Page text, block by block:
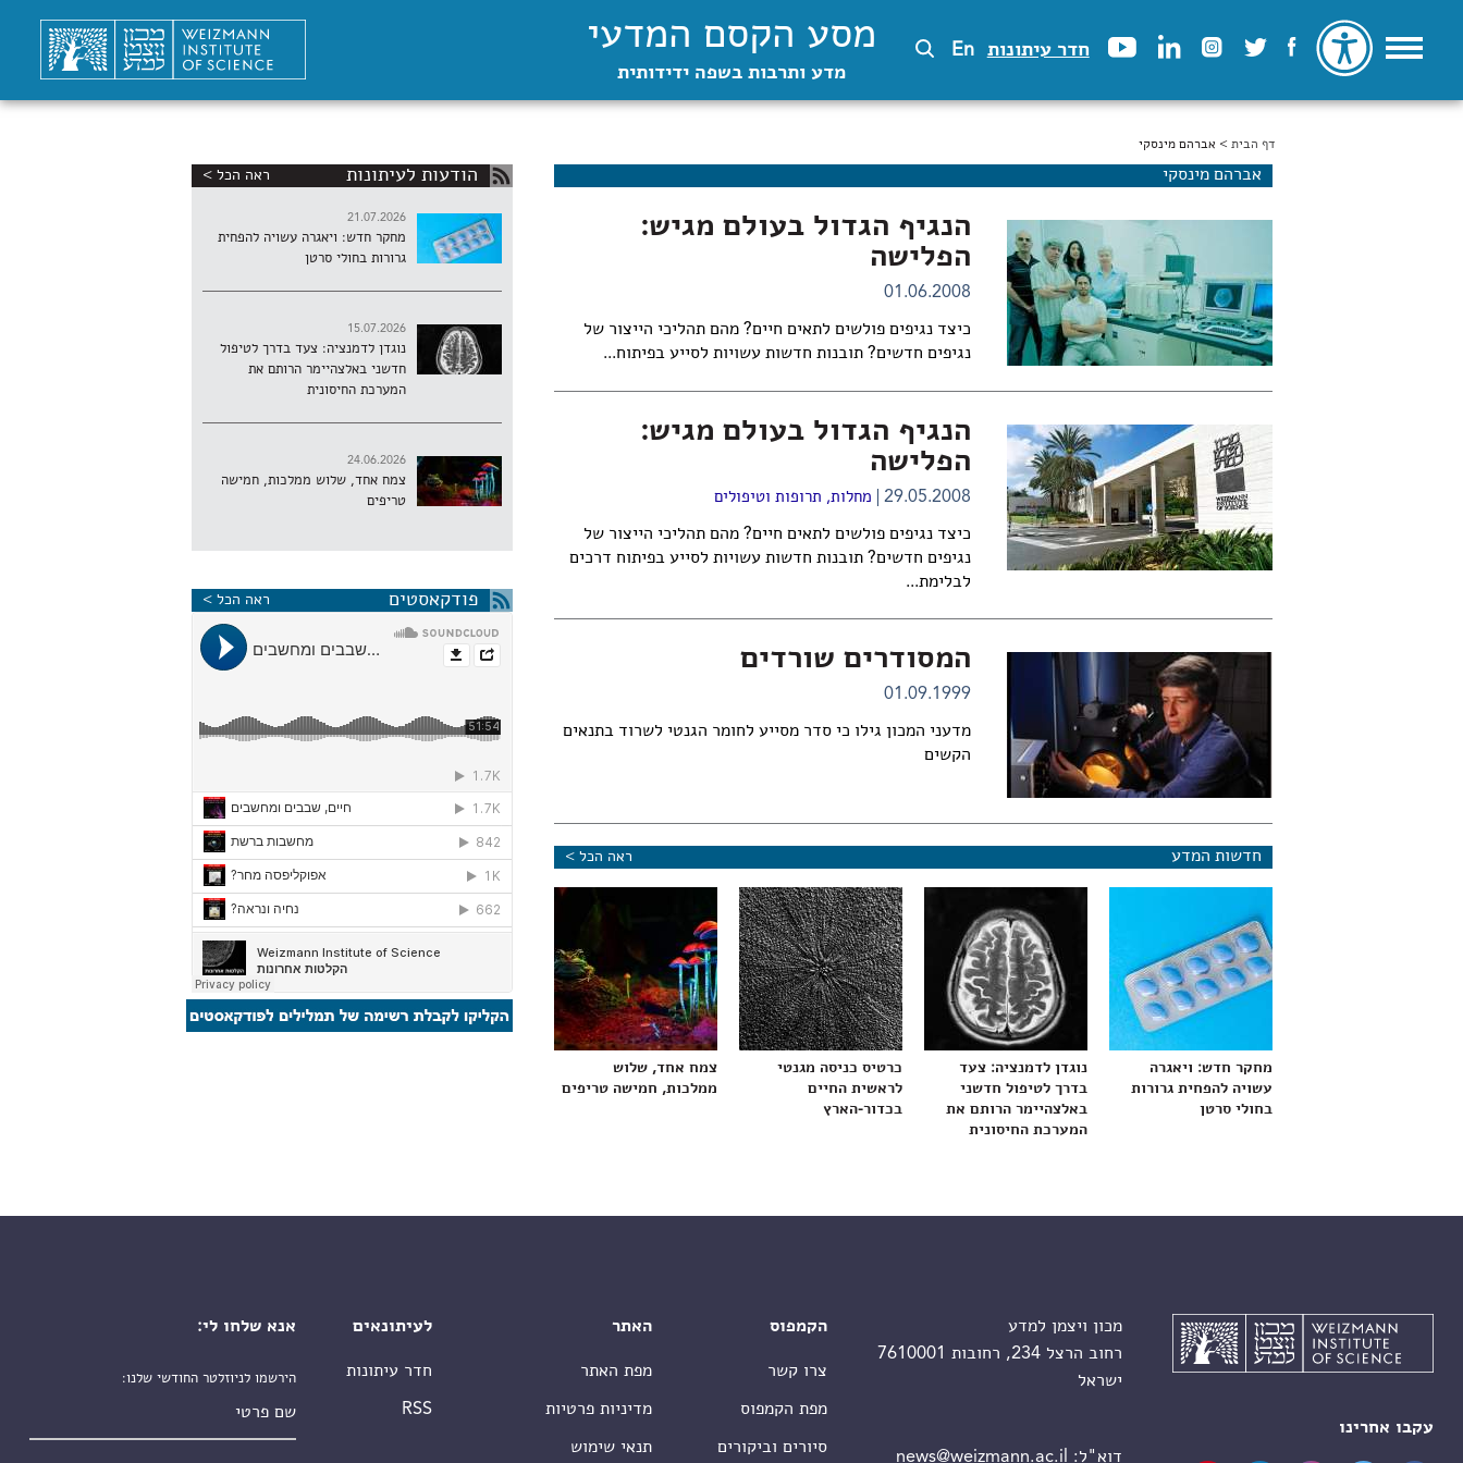
חדר עיתונות En מסע הקסם המדעי
מדע ותרבות בשפה ידידותית
הינך נמצא כאן
דף הבית > אברהם מינסקי
אברהם מינסקי
הנגיף הגדול בעולם מגיש:
הפלישה
01.06.2008
כיצד נגיפים פולשים לתאים חיים? מהם תהליכי הייצור של
נגיפים חדשים? תובנות חדשות עשויות לסייע בפיתוח...
הנגיף הגדול בעולם מגיש:
הפלישה
29.05.2008 מחלות, תרופות וטיפולים
כיצד נגיפים פולשים לתאים חיים? מהם תהליכי הייצור של
נגיפים חדשים? תובנות חדשות עשויות לסייע בפיתוח דרכים
לבלימת...
המסודרים שורדים
01.09.1999
מדעני המכון גילו כי סדר מסייע לחומר הגנטי לשרוד בתנאים
הקשים
חדשות המדע ראה הכל >
מחקר חדש: ויאגרה
עשויה להפחית גרורות
בחולי סרטן
נוגדן לדמנציה: צעד
בדרך לטיפול חדשני
באלצהיימר הרותם את
המערכת החיסונית
כרטיס כניסה מגנטי
לראשית החיים
בכדור-הארץ
צמח אחד, שלוש
ממלכות, חמישה טריפים
הודעות לעיתונות ראה הכל >
21.07.2026
מחקר חדש: ויאגרה עשויה להפחית
גרורות בחולי סרטן
15.07.2026
נוגדן לדמנציה: צעד בדרך לטיפול
חדשני באלצהיימר הרותם את
המערכת החיסונית
24.06.2026
צמח אחד, שלוש ממלכות, חמישה
טריפים
פודקאסטים ראה הכל >
עקבו אחרינו
מכון ויצמן למדע
רחוב הרצל 234, רחובות 7610001
ישראל
דוא"ל: news@weizmann.ac.il
הקמפוס
צרו קשר
מפת הקמפוס
סיורים וביקורים
האתר
מפת האתר
מדיניות פרטיות
תנאי שימוש
לעיתונאים
חדר עיתונות
RSS
אנא שלחו לי:
הירשמו לניוזלטר החודשי שלנו: